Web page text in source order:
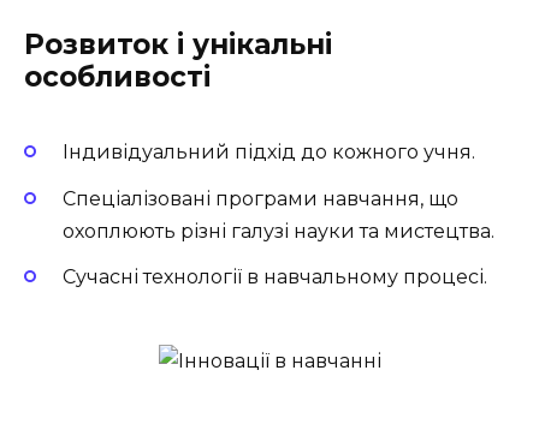
Розвиток і унікальні
особливості
Індивідуальний підхід до кожного учня.
Спеціалізовані програми навчання, що
охоплюють різні галузі науки та мистецтва.
Сучасні технології в навчальному процесі.